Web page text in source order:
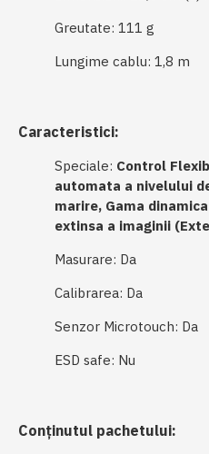
Greutate: 111 g
Lungime cablu: 1,8 m
Caracteristici:
Speciale: Control
automata a nivelului
marire, Gama
extinsa a imaginii
Masurare: Da
Calibrarea: Da
Senzor Microtouch: Da
ESD safe: Nu
Conținutul pachetului: